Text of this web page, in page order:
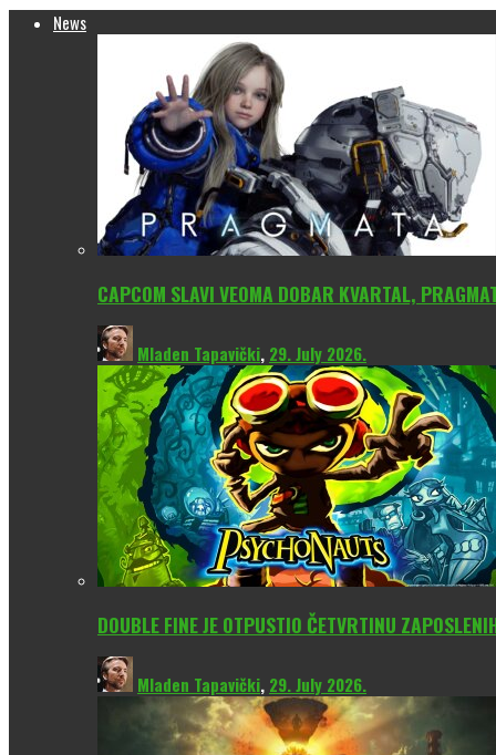
News
CAPCOM SLAVI VEOMA DOBAR KVARTAL,
Mladen Tapavički, 29. July 2026.
DOUBLE FINE JE OTPUSTIO ČETVRTINU
Mladen Tapavički, 29. July 2026.